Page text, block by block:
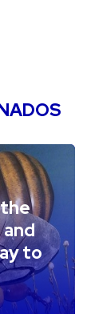
to